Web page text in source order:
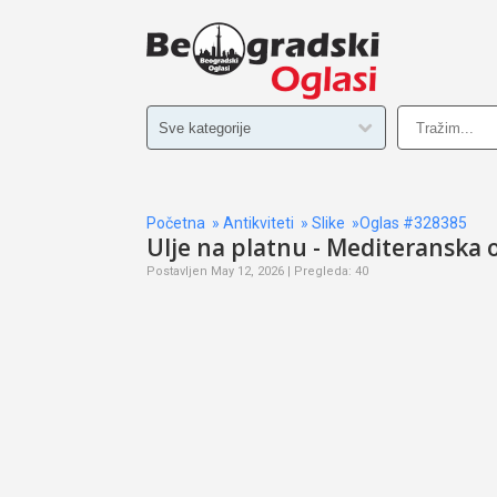
Početna » Antikviteti » Slike »Oglas #328385
Ulje na platnu - Mediteranska
Postavljen May 12, 2026 | Pregleda: 40